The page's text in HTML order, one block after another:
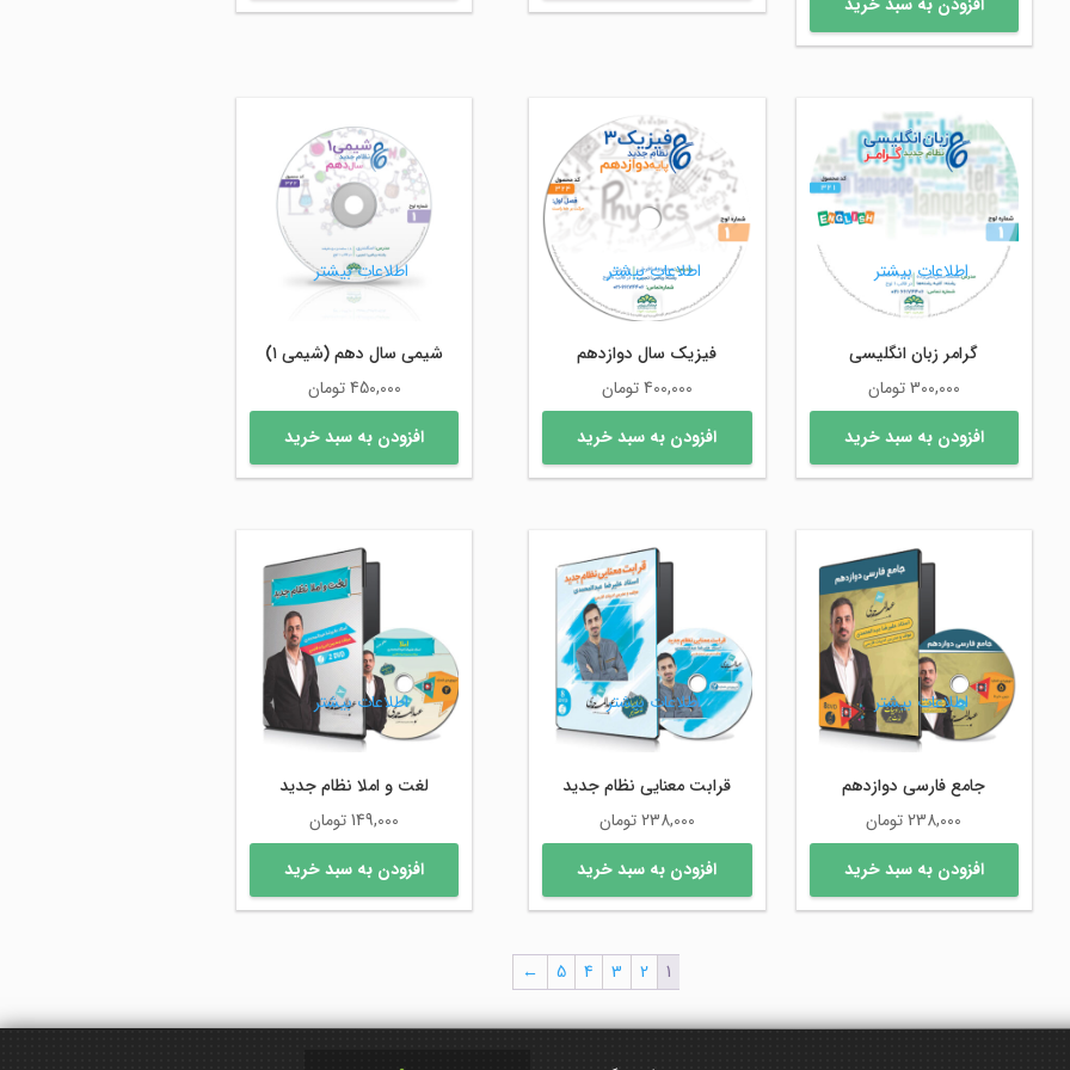
اطلاعات بیشتر
گرامر زبان انگلیسی
300,000تومان
افزودن به سبد خرید
اطلاعات بیشتر
فیزیک سال دوازدهم
400,000تومان
افزودن به سبد خرید
اطلاعات بیشتر
شیمی سال دهم (شیمی ۱)
450,000تومان
افزودن به سبد خرید
اطلاعات بیشتر
جامع فارسی دوازدهم
238,000تومان
افزودن به سبد خرید
اطلاعات بیشتر
قرابت معنایی نظام جدید
238,000تومان
افزودن به سبد خرید
اطلاعات بیشتر
لغت و املا نظام جدید
149,000تومان
افزودن به سبد خرید
1
2
3
4
5
←